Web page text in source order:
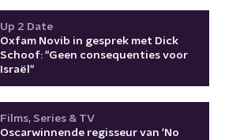
Up 2 Date
Oxfam Novib in gesprek met Dick
Schoof: "Geen consequenties voor
Israël"
Films, Series & TV
Oscarwinnende regisseur van 'No